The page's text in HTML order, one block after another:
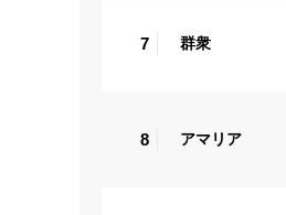
7 群衆
8 アマリア